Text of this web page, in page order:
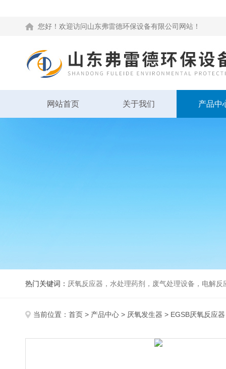
您好！欢迎访问山东弗雷德环保设备有限公司网站！
网站首页 关于我们 产品中
热门关键词： 厌氧反应器，水处理药剂，废气处理设备，电解
当前位置： 首页 > 产品中心 > 厌氧发生器 > EGSB厌氧反应器